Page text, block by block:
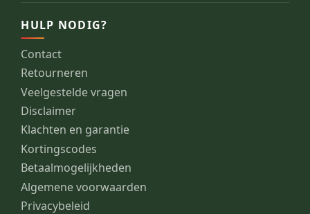
HULP NODIG?
Contact
Retourneren
Veelgestelde vragen
Disclaimer
Klachten en garantie
Kortingscodes
Betaalmogelijkheden
Algemene voorwaarden
Privacybeleid